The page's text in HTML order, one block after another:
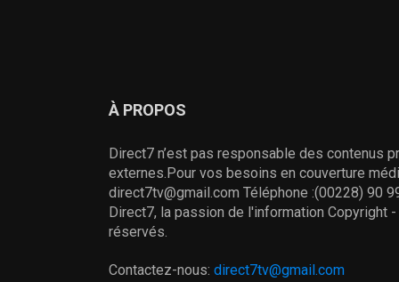
À PROPOS
Direct7 n’est pas responsable des contenus
externes.Pour vos besoins en couverture
direct7tv@gmail.com Téléphone :(00228) 90
Direct7, la passion de l'information Copyright
réservés.
Contactez-nous: direct7tv@gmail.com